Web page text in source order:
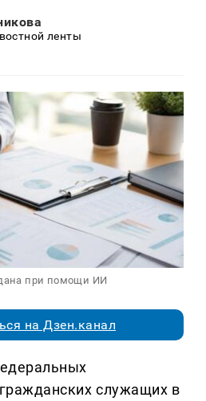
ленты
при помощи ИИ
на Дзен.канал
служащих в